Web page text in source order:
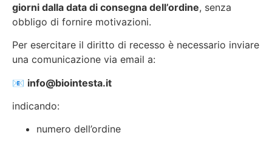
giorni dalla data di consegna dell’ordine, senza
obbligo di fornire motivazioni.
Per esercitare il diritto di recesso è necessario inviare
una comunicazione via email a:
📧 info@biointesta.it
indicando:
numero dell’ordine